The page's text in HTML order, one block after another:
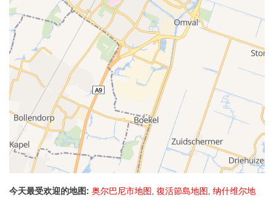
今天最受欢迎的地图: 奥尔巴尼市地图, 復活節島地图, 纳什维尔地